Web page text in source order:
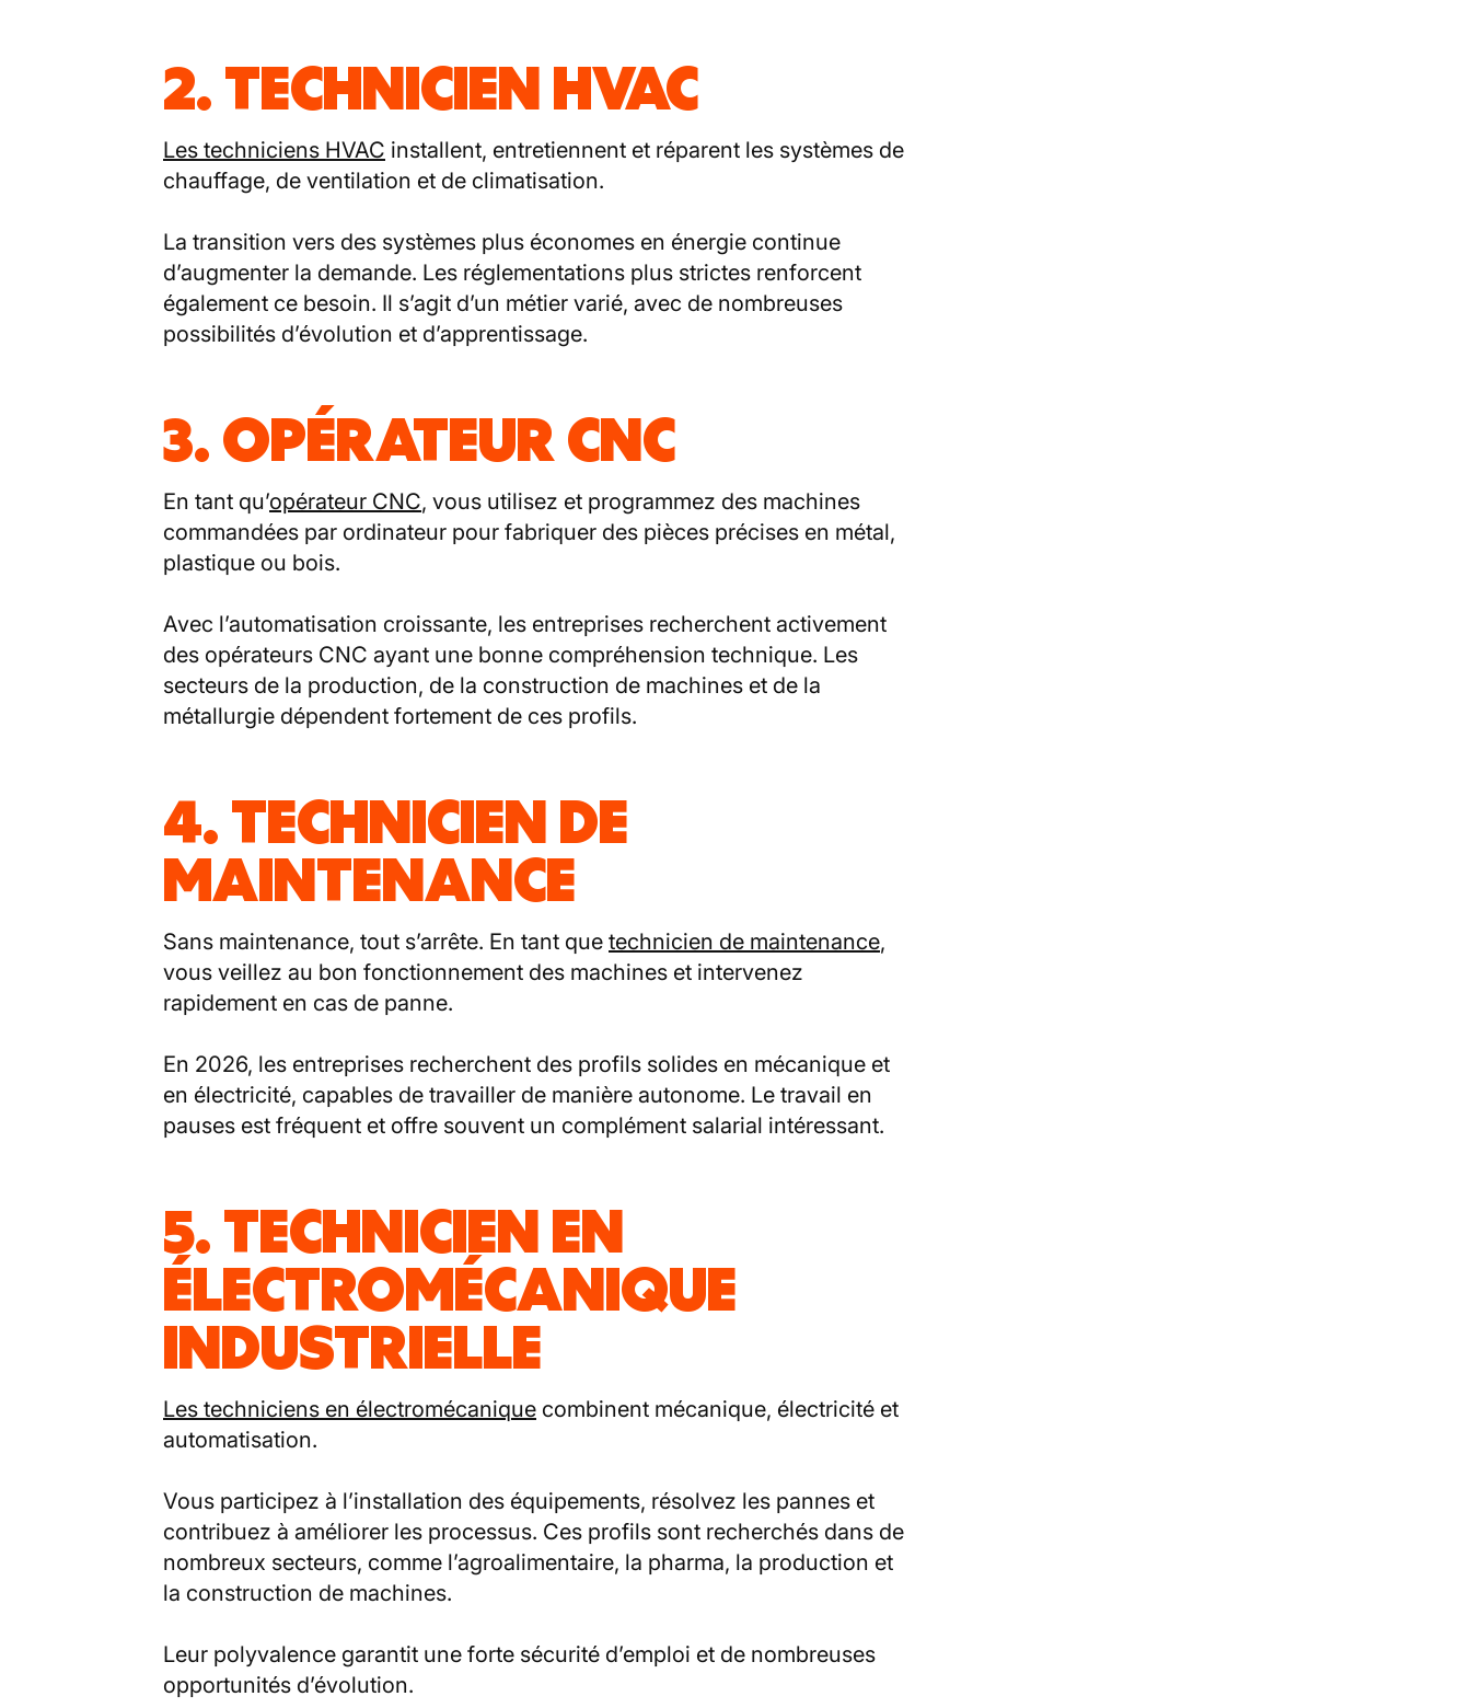
2. TECHNICIEN HVAC
Les techniciens HVAC installent, entretiennent et réparent les systèmes de
chauffage, de ventilation et de climatisation.
La transition vers des systèmes plus économes en énergie continue
d’augmenter la demande. Les réglementations plus strictes renforcent
également ce besoin. Il s’agit d’un métier varié, avec de nombreuses
possibilités d’évolution et d’apprentissage.
3. OPÉRATEUR CNC
En tant qu’opérateur CNC, vous utilisez et programmez des machines
commandées par ordinateur pour fabriquer des pièces précises en métal,
plastique ou bois.
Avec l’automatisation croissante, les entreprises recherchent activement
des opérateurs CNC ayant une bonne compréhension technique. Les
secteurs de la production, de la construction de machines et de la
métallurgie dépendent fortement de ces profils.
4. TECHNICIEN DE
MAINTENANCE
Sans maintenance, tout s’arrête. En tant que technicien de maintenance,
vous veillez au bon fonctionnement des machines et intervenez
rapidement en cas de panne.
En 2026, les entreprises recherchent des profils solides en mécanique et
en électricité, capables de travailler de manière autonome. Le travail en
pauses est fréquent et offre souvent un complément salarial intéressant.
5. TECHNICIEN EN
ÉLECTROMÉCANIQUE
INDUSTRIELLE
Les techniciens en électromécanique combinent mécanique, électricité et
automatisation.
Vous participez à l’installation des équipements, résolvez les pannes et
contribuez à améliorer les processus. Ces profils sont recherchés dans de
nombreux secteurs, comme l’agroalimentaire, la pharma, la production et
la construction de machines.
Leur polyvalence garantit une forte sécurité d’emploi et de nombreuses
opportunités d’évolution.